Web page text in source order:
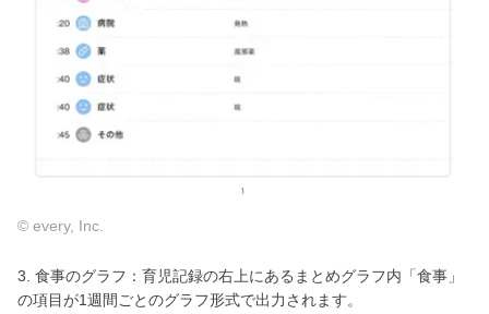
© every, Inc.
3. 食事のグラフ：育児記録の右上にあるまとめグラフ内「食事」
の項目が1週間ごとのグラフ形式で出力されます。